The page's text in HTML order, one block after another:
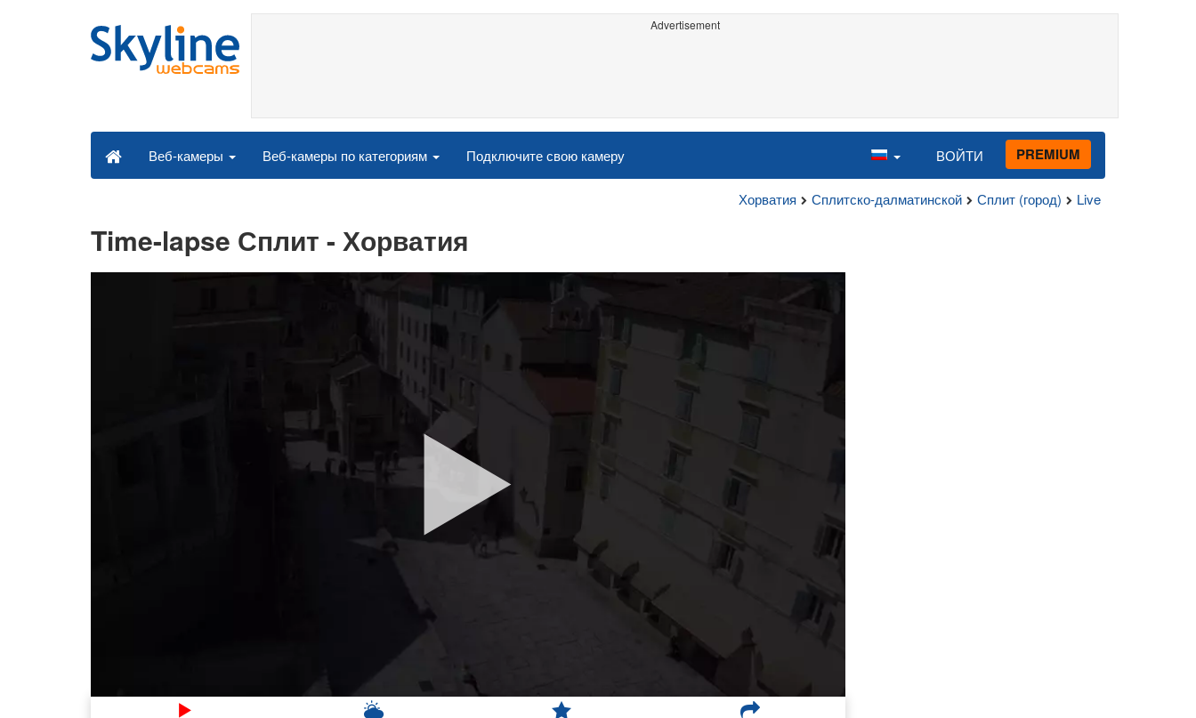
Advertisement
Веб-камеры Веб-камеры по категориям Подключите свою камеру ВОЙТИ PREMIUM
Хорватия Сплитско-далматинской Сплит (город) Live
Time-lapse Сплит - Хорватия